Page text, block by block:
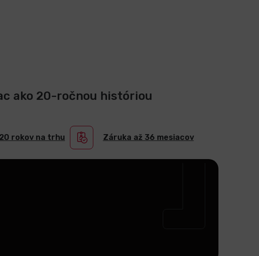
ako 20-ročnou históriou
rokov na trhu Záruka až 36 mesiacov